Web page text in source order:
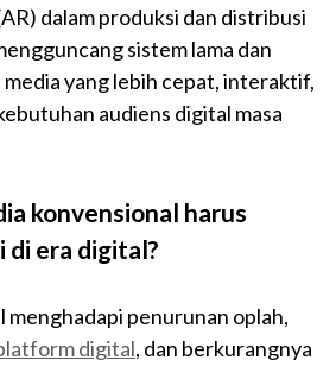
dalam produksi dan distribusi
sistem lama dan
media yang lebih cepat, interaktif,
audiens digital masa
konvensional harus
era digital?
menghadapi penurunan oplah,
digital, dan berkurangnya